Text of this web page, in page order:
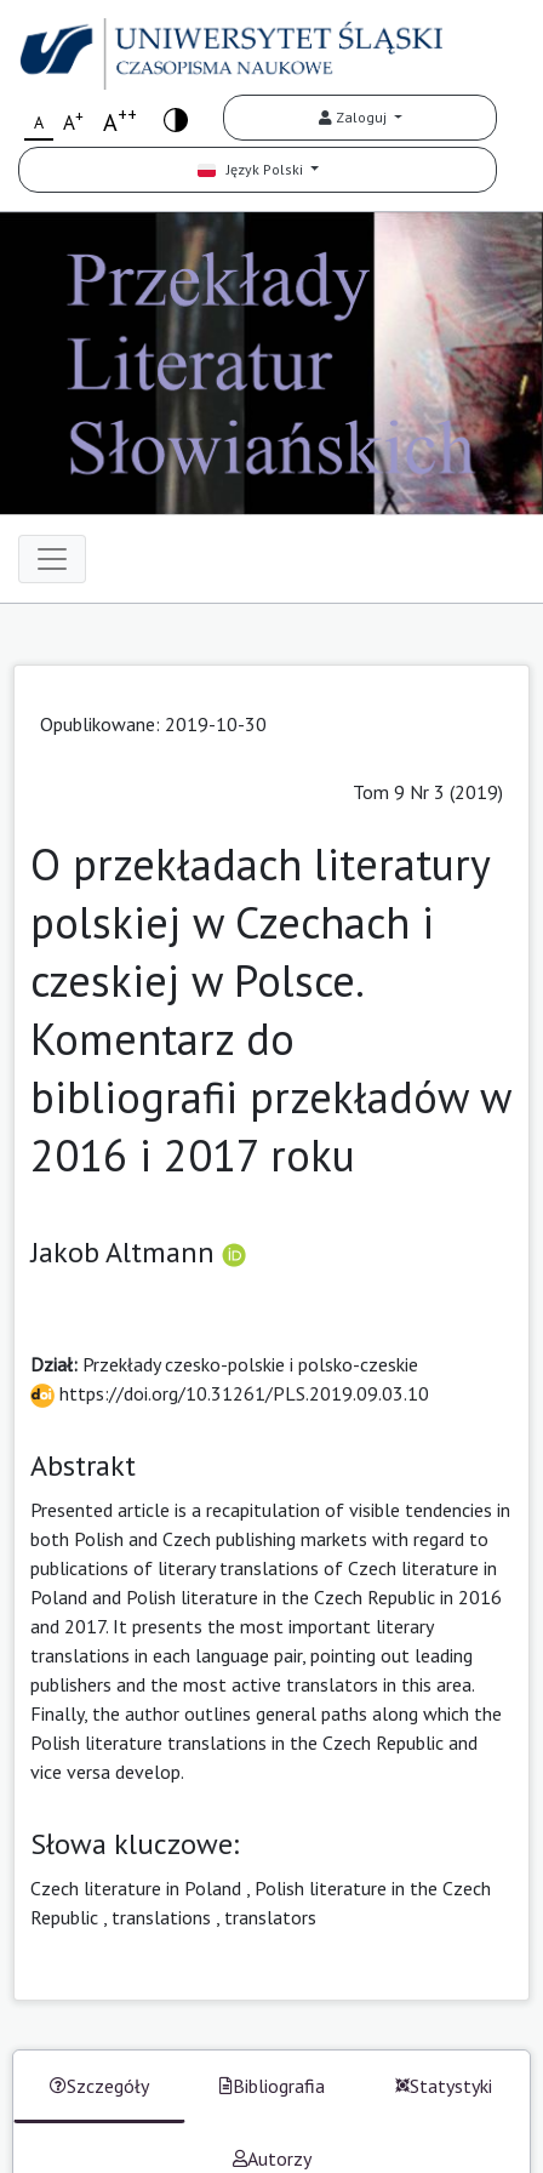
A A+ A++ Zaloguj
Język Polski
Opublikowane: 2019-10-30
Tom 9 Nr 3 (2019)
O przekładach literatury
polskiej w Czechach i
czeskiej w Polsce.
Komentarz do
bibliografii przekładów w
2016 i 2017 roku
Jakob Altmann
Dział: Przekłady czesko-polskie i polsko-czeskie
https://doi.org/10.31261/PLS.2019.09.03.10
Abstrakt
Presented article is a recapitulation of visible tendencies in
both Polish and Czech publishing markets with regard to
publications of literary translations of Czech literature in
Poland and Polish literature in the Czech Republic in 2016
and 2017. It presents the most important literary
translations in each language pair, pointing out leading
publishers and the most active translators in this area.
Finally, the author outlines general paths along which the
Polish literature translations in the Czech Republic and
vice versa develop.
Słowa kluczowe:
Czech literature in Poland
Polish literature in the Czech
Republic translations translators
Szczegóły Bibliografia Statystyki
Autorzy